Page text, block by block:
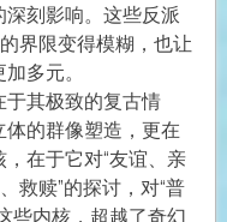
刻影响。这些反派
界限变得模糊，也让
多元。
于其极致的复古情
的群像塑造，更在
在于它对“友谊、亲
救赎”的探讨，对“普
些内核，超越了奇幻